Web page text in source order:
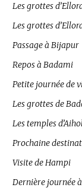
Les grottes
Les grottes
Passage à Bijapur
Repos à Badami
Petite journée de
Les grottes de
Les temples
Prochaine
Visite de Hampi
Dernière journée